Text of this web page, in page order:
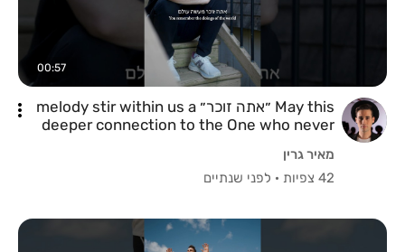
00:57
May this ״אתה זוכר״ melody stir within us a
deeper connection to the One who never
מאיר גרין
42 צפיות
· לפני שנתיים